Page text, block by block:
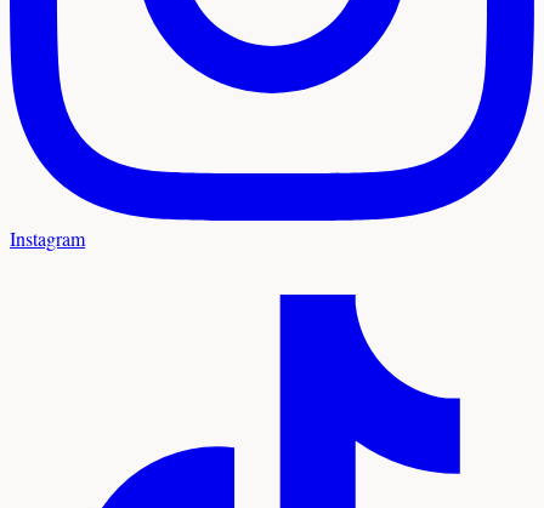
Instagram